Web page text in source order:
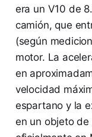
era un V10 de
camión, que
(según
motor. La
en
velocidad
espartano y la
en un objeto de